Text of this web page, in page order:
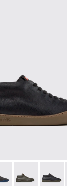
Shoes for
for Men.
042
K300285-041
GM - K300285-
Pista GM -
Peu PistaPeu
- K300305-027
Touring -
Peu Touring -
Peu